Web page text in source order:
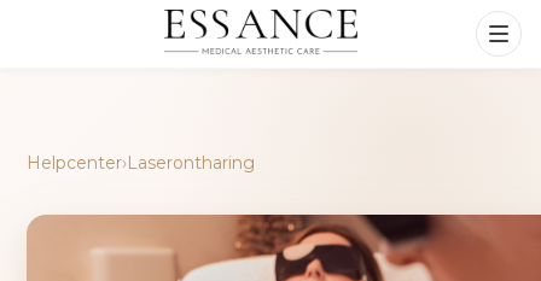
Helpcenter›Laserontharing